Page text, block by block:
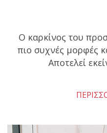
Ο καρκίνος του
πιο συχνές μορφές
Αποτελεί